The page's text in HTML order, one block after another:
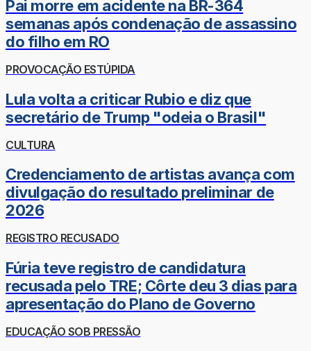
Pai morre em acidente na BR-364
semanas após condenação de assassino
do filho em RO
PROVOCAÇÃO ESTÚPIDA
Lula volta a criticar Rubio e diz que
secretário de Trump "odeia o Brasil"
CULTURA
Credenciamento de artistas avança com
divulgação do resultado preliminar de
2026
REGISTRO RECUSADO
Fúria teve registro de candidatura
recusada pelo TRE; Côrte deu 3 dias para
apresentação do Plano de Governo
EDUCAÇÃO SOB PRESSÃO